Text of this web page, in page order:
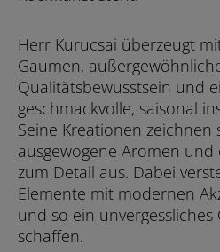
Herr Kurucsai überzeugt
Gaumen,
Qualitätsbewusstsein und
geschmackvolle, saisonal
Seine Kreationen zeichnen
ausgewogene Aromen
zum Detail aus. Dabei
Elemente mit modernen
und so ein unvergessliches
schaffen.